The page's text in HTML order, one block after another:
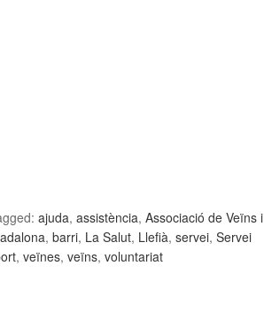
ajuda, assistència, Associació de Veïns i
, barri, La Salut, Llefià, servei, Servei
, veïnes, veïns, voluntariat